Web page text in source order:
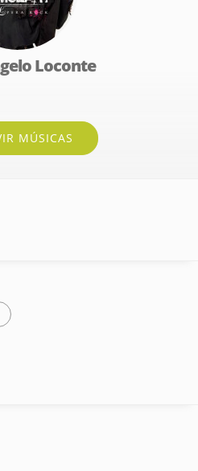
Loconte
MÚSICAS